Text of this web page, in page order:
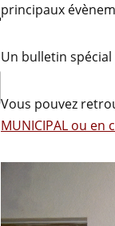
principaux
Un bulletin
Vous pouvez
MUNICIPAL ou en